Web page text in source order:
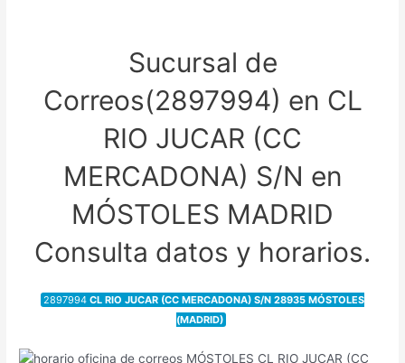
Sucursal de
Correos(2897994) en CL
RIO JUCAR (CC
MERCADONA) S/N en
MÓSTOLES MADRID
Consulta datos y horarios.
2897994CL RIO JUCAR (CC MERCADONA) S/N 28935 MÓSTOLES
(MADRID)